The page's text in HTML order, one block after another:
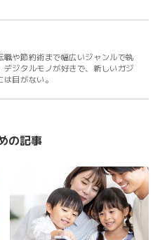
や節約術まで幅広いジャンルで執
デジタルモノが好きで、新しいガジ
目がない。
の記事